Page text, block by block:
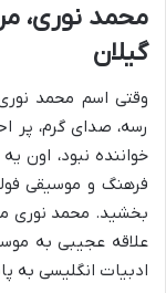
محمد نوری،
گیلان
وقتی اسم محمد
رسه، صدای گرم، پر
خواننده نبود، اون
فرهنگ و موسیقی
علاقه عجیبی به
ادبیات انگلیسی به